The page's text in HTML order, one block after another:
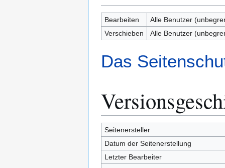
Bearbeiten
Alle Benutzer
Verschieben
Alle Benutzer
Das
Seitenersteller
Datum der Seitenerstellung
Letzter Bearbeiter